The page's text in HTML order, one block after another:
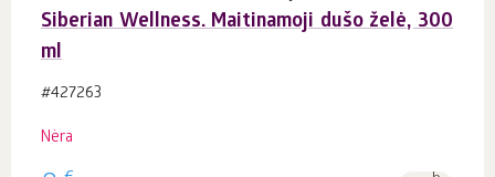
Siberian Wellness. Maitinamoji dušo želė, 300
ml
#427263
Nėra